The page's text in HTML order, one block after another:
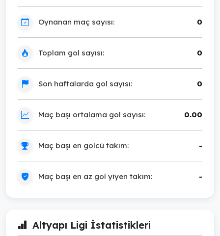
Oynanan maç sayısı: 0
Toplam gol sayısı: 0
Son haftalarda gol sayısı: 0
Maç başı ortalama gol sayısı: 0.00
Maç başı en golcü takım: -
Maç başı en az gol yiyen takım: -
Altyapı Ligi İstatistikleri